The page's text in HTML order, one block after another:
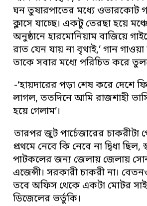
ঘন তুষারপাতের মধ্যে ওভারকোট
ক্লাসে যাচ্ছে। একটু তেরছা হয়ে
অনুষ্ঠানে হারমোনিয়াম বাজিয়ে
রাত যেন যায় না বৃথাই,’ গান
তাকে সবার মধ্যে পরিচিত করে
-‘হায়দারের পড়া শেষ করে দেশে
লাগল, ততদিনে আমি রাজশাহী
হয়ে গেলাম’।
তারপর জুট পার্চেজারের চাকরীটা
প্রথমে নেবে কি নেবে না দ্বিধা ছিল,
পাটকলের জন্য জেলায় জেলায়
এজেন্সী। সরকারী চাকরী না।
তবে অফিস থেকে একটা মোটর
ডিজেলের ভর্তুকি।